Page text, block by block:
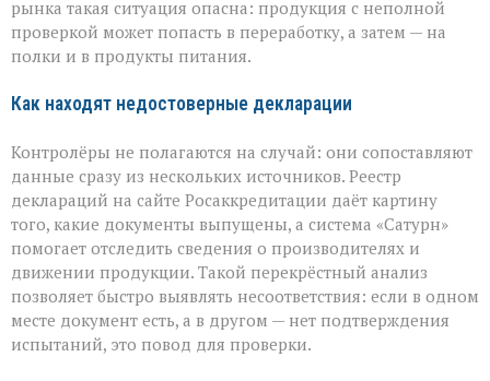
рынка такая ситуация опасна: продукция с неполной
проверкой может попасть в переработку, а затем — на
полки и в продукты питания.
Как находят недостоверные декларации
Контролёры не полагаются на случай: они сопоставляют
данные сразу из нескольких источников. Реестр
деклараций на сайте Росаккредитации даёт картину
того, какие документы выпущены, а система «Сатурн»
помогает отследить сведения о производителях и
движении продукции. Такой перекрёстный анализ
позволяет быстро выявлять несоответствия: если в одном
месте документ есть, а в другом — нет подтверждения
испытаний, это повод для проверки.